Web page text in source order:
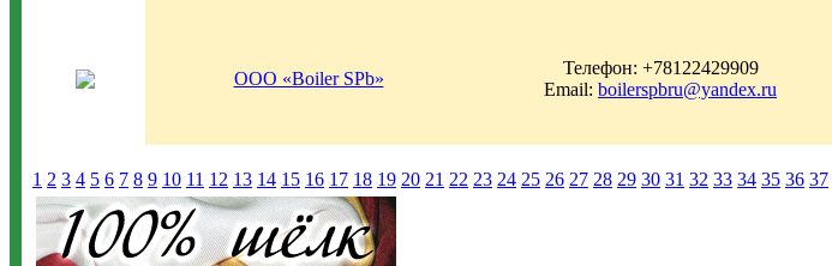
ООО «Boiler SPb»
Телефон: +78122429909
Email: boilerspbru@yandex.ru
1 2 3 4 5 6 7 8 9 10 11 12 13 14 15 16 17 18 19 20 21 22 23 24 25 26 27 28 29 30 31 32 33 34 35 36 37